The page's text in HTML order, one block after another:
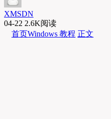
XMSDN
04-22 2.6K阅读
首页Windows 教程 正文